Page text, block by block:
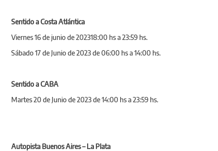
Sentido a Costa Atlántica
Viernes 16 de junio de 202318:00 hs a 23:59 hs.
Sábado 17 de Junio de 2023 de 06:00 hs a 14:00 hs.
Sentido a CABA
Martes 20 de Junio de 2023 de 14:00 hs a 23:59 hs.
Autopista Buenos Aires – La Plata